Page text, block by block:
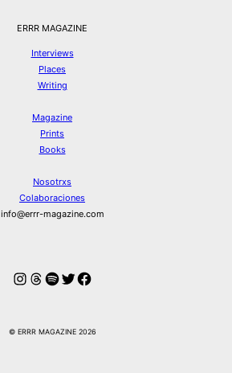
ERRR MAGAZINE
Interviews
Places
Writing
Magazine
Prints
Books
Nosotrxs
Colaboraciones
info@errr-magazine.com
Instagram
Hilos
Spotify
Twitter
Facebook
© ERRR MAGAZINE 2026